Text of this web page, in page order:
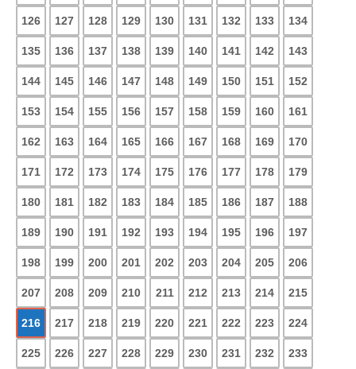
126 127 128 129 130 131 132 133 134
135 136 137 138 139 140 141 142 143
144 145 146 147 148 149 150 151 152
153 154 155 156 157 158 159 160 161
162 163 164 165 166 167 168 169 170
171 172 173 174 175 176 177 178 179
180 181 182 183 184 185 186 187 188
189 190 191 192 193 194 195 196 197
198 199 200 201 202 203 204 205 206
207 208 209 210 211 212 213 214 215
216 217 218 219 220 221 222 223 224
225 226 227 228 229 230 231 232 233